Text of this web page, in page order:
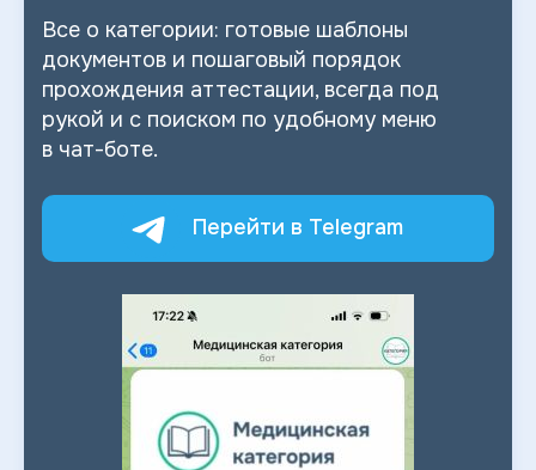
Все о категории: готовые шаблоны
документов и пошаговый порядок
прохождения аттестации, всегда под
рукой и с поиском по удобному меню
в чат-боте.
Перейти в Telegram